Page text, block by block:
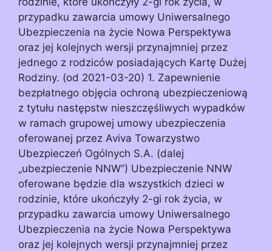
przypadku zawarcia umowy Uniwersalnego
Ubezpieczenia na życie Nowa Perspektywa
oraz jej kolejnych wersji przynajmniej przez
jednego z rodziców posiadających Kartę Dużej
Rodziny. (od 2021-03-20) 1. Zapewnienie
bezpłatnego objęcia ochroną ubezpieczeniową
z tytułu następstw nieszczęśliwych wypadków
w ramach grupowej umowy ubezpieczenia
oferowanej przez Aviva Towarzystwo
Ubezpieczeń Ogólnych S.A. (dalej
„ubezpieczenie NNW”) Ubezpieczenie NNW
oferowane będzie dla wszystkich dzieci w
rodzinie, które ukończyły 2-gi rok życia, w
przypadku zawarcia umowy Uniwersalnego
Ubezpieczenia na życie Nowa Perspektywa
oraz jej kolejnych wersji przynajmniej przez